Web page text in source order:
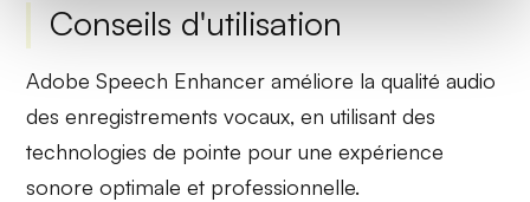
Conseils d'utilisation
Adobe Speech Enhancer améliore la qualité audio
des enregistrements vocaux, en utilisant des
technologies de pointe pour une expérience
sonore optimale et professionnelle.